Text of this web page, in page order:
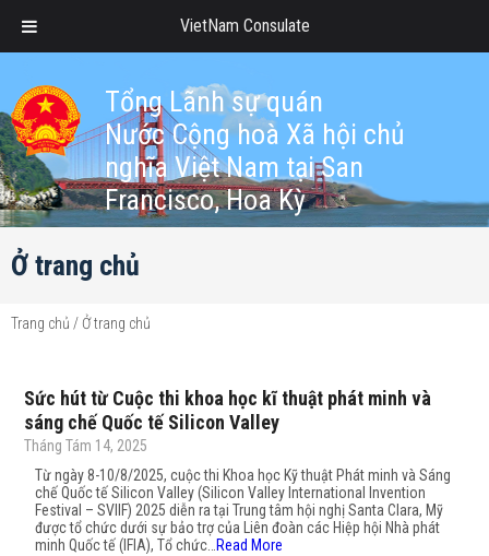
Tổng Lãnh sự quán
Nước Cộng hoà Xã hội chủ
nghĩa Việt Nam tại San
Francisco, Hoa Kỳ
Ở trang chủ
Trang chủ / Ở trang chủ
Sức hút từ Cuộc thi khoa học kĩ thuật phát minh và
sáng chế Quốc tế Silicon Valley
Tháng Tám 14, 2025
Từ ngày 8-10/8/2025, cuộc thi Khoa học Kỹ thuật Phát minh và Sáng
chế Quốc tế Silicon Valley (Silicon Valley International Invention
Festival – SVIIF) 2025 diễn ra tại Trung tâm hội nghị Santa Clara, Mỹ
được tổ chức dưới sự bảo trợ của Liên đoàn các Hiệp hội Nhà phát
minh Quốc tế (IFIA), Tổ chức… Read More
VietNam Consulate